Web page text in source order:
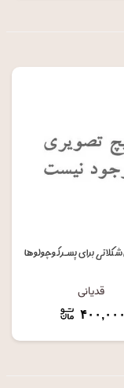
قدیانی
۴۰۰,۰۰۰